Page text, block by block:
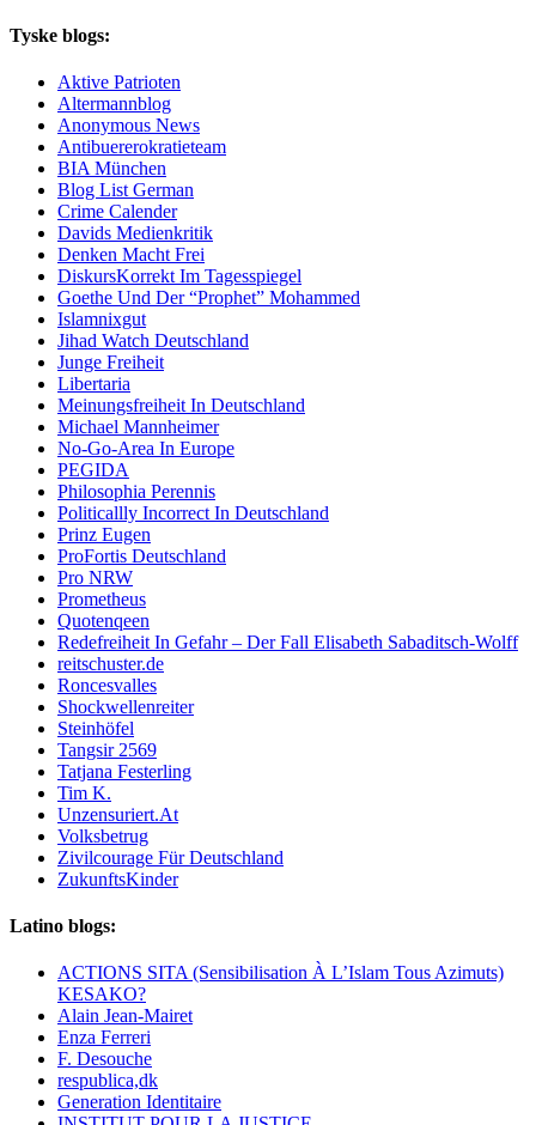
Tyske blogs:
Aktive Patrioten
Altermannblog
Anonymous News
Antibuererokratieteam
BIA München
Blog List German
Crime Calender
Davids Medienkritik
Denken Macht Frei
DiskursKorrekt Im Tagesspiegel
Goethe Und Der “Prophet” Mohammed
Islamnixgut
Jihad Watch Deutschland
Junge Freiheit
Libertaria
Meinungsfreiheit In Deutschland
Michael Mannheimer
No-Go-Area In Europe
PEGIDA
Philosophia Perennis
Politicallly Incorrect In Deutschland
Prinz Eugen
ProFortis Deutschland
Pro NRW
Prometheus
Quotenqeen
Redefreiheit In Gefahr – Der Fall Elisabeth Sabaditsch-Wolff
reitschuster.de
Roncesvalles
Shockwellenreiter
Steinhöfel
Tangsir 2569
Tatjana Festerling
Tim K.
Unzensuriert.At
Volksbetrug
Zivilcourage Für Deutschland
ZukunftsKinder
Latino blogs:
ACTIONS SITA (Sensibilisation À L’Islam Tous Azimuts)
KESAKO?
Alain Jean-Mairet
Enza Ferreri
F. Desouche
respublica,dk
Generation Identitaire